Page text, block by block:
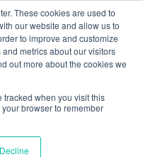
These cookies are used to
our website and allow us to
to improve and customize
metrics about our visitors
out more about the cookies we
tracked when you visit this
browser to remember
Decline